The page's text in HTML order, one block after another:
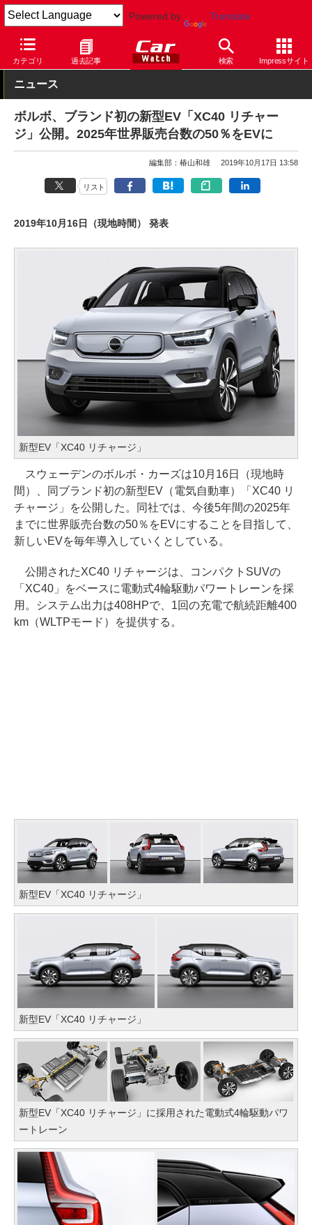
Powered by Translate
カテゴリ 過去記事 検索 Impressサイト
Car Watch 自動車 ボルボ XC40
ニュース
ボルボ、ブランド初の新型EV「XC40 リチャー
ジ」公開。2025年世界販売台数の50％をEVに
編集部：椿山和雄 2019年10月17日 13:58
リスト
2019年10月16日（現地時間） 発表
新型EV「XC40 リチャージ」
スウェーデンのボルボ・カーズは10月16日（現地時
間）、同ブランド初の新型EV（電気自動車）「XC40 リ
チャージ」を公開した。同社では、今後5年間の2025年
までに世界販売台数の50％をEVにすることを目指して、
新しいEVを毎年導入していくとしている。
公開されたXC40 リチャージは、コンパクトSUVの
「XC40」をベースに電動式4輪駆動パワートレーンを採
用。システム出力は408HPで、1回の充電で航続距離400
km（WLTPモード）を提供する。
新型EV「XC40 リチャージ」
新型EV「XC40 リチャージ」
新型EV「XC40 リチャージ」に採用された電動式4輪駆動パワ
ートレーン